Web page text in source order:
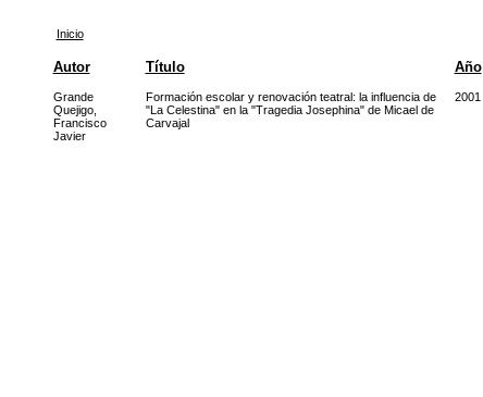
Inicio
Autor Título Año
Grande
Quejigo,
Francisco
Javier
Formación escolar y renovación teatral: la influencia de
"La Celestina" en la "Tragedia Josephina" de Micael de
Carvajal
2001